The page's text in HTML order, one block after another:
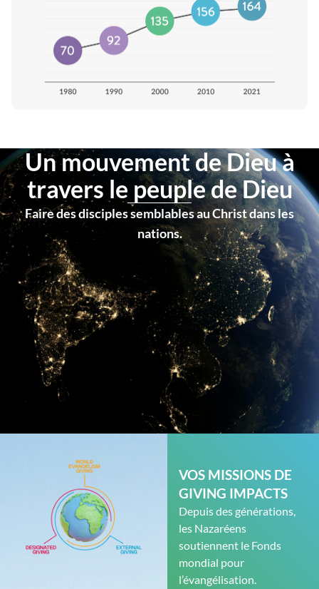
Un mouvement de Dieu à
travers le peuple de Dieu
Faire des disciples semblables au Christ dans les
nations.
VOS MISSIONS DE
GIVING IMPACTS
Depuis des générations,
les Nazaréens
soutiennent le Fonds
mondial pour
l’évangélisation.